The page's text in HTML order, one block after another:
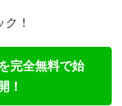
！
完全無料で始
！